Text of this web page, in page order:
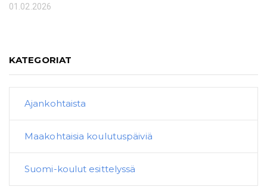
01.02.2026
KATEGORIAT
Ajankohtaista
Maakohtaisia koulutuspäiviä
Suomi-koulut esittelyssä